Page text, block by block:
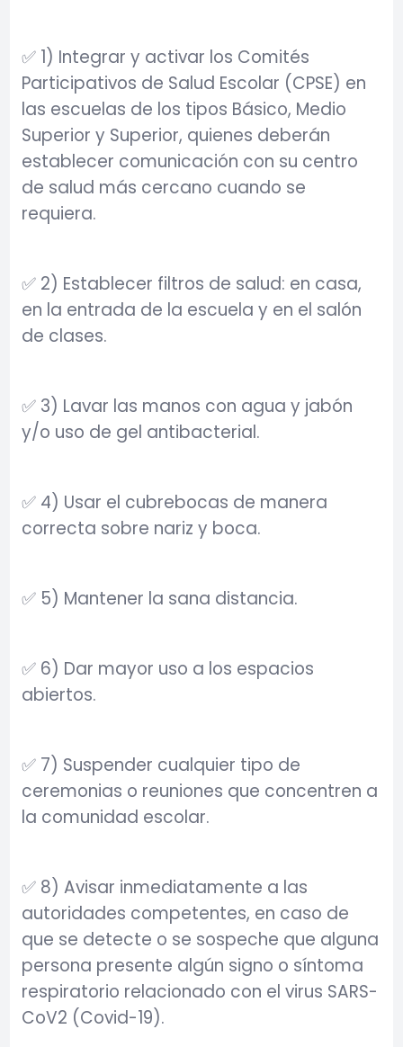
✅ 1) Integrar y activar los Comités
Participativos de Salud Escolar (CPSE) en
las escuelas de los tipos Básico, Medio
Superior y Superior, quienes deberán
establecer comunicación con su centro
de salud más cercano cuando se
requiera.
✅ 2) Establecer filtros de salud: en casa,
en la entrada de la escuela y en el salón
de clases.
✅ 3) Lavar las manos con agua y jabón
y/o uso de gel antibacterial.
✅ 4) Usar el cubrebocas de manera
correcta sobre nariz y boca.
✅ 5) Mantener la sana distancia.
✅ 6) Dar mayor uso a los espacios
abiertos.
✅ 7) Suspender cualquier tipo de
ceremonias o reuniones que concentren a
la comunidad escolar.
✅ 8) Avisar inmediatamente a las
autoridades competentes, en caso de
que se detecte o se sospeche que alguna
persona presente algún signo o síntoma
respiratorio relacionado con el virus SARS-
CoV2 (Covid-19).